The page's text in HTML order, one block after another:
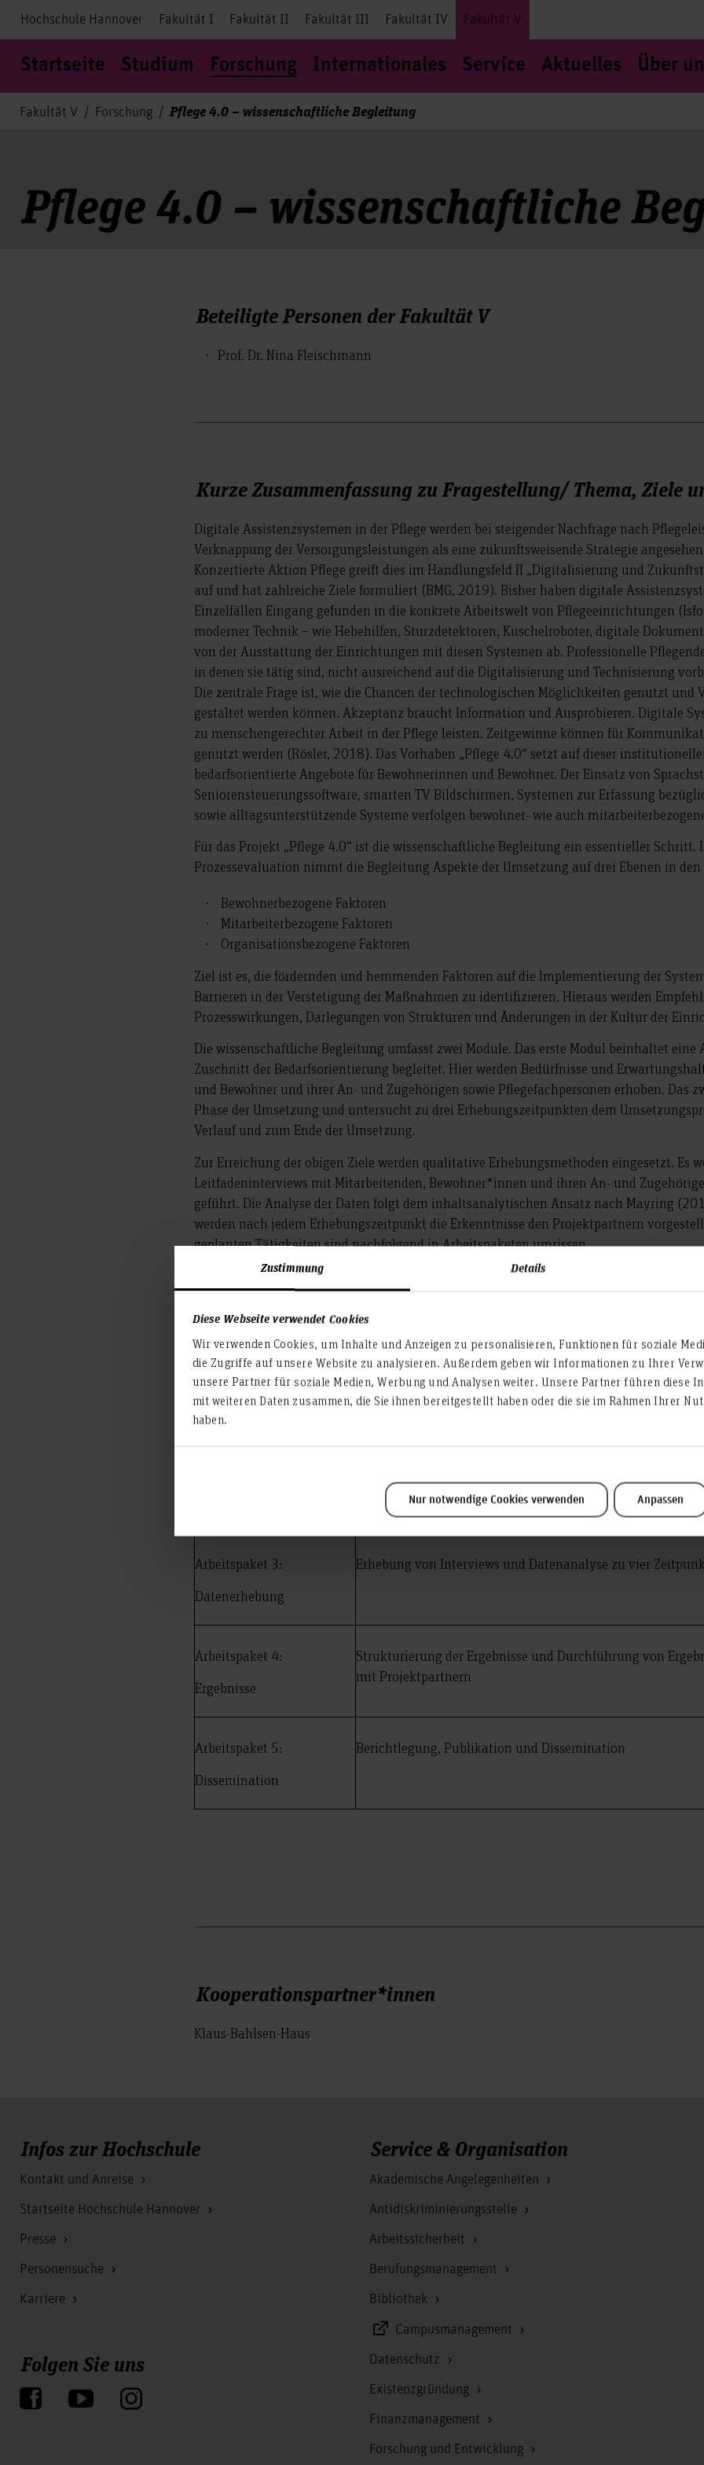
Zustimmung Details
Diese Webseite verwendet Cookies
Wir verwenden Cookies, um Inhalte und Anzeigen zu personalisieren, Funktionen für soziale
die Zugriffe auf unsere Website zu analysieren. Außerdem geben wir Informationen zu Ihrer
unsere Partner für soziale Medien, Werbung und Analysen weiter. Unsere Partner führen diese
mit weiteren Daten zusammen, die Sie ihnen bereitgestellt haben oder die sie im Rahmen Ihrer
haben.
Nur notwendige Cookies verwenden Anpassen
Hochschule Hannover Fakultät I Fakultät II Fakultät III Fakultät IV Fakultät V
Startseite Studium Forschung Internationales Service Aktuelles Über
Fakultät V Forschung Pflege 4.0 – wissenschaftliche Begleitung
Pflege 4.0 – wissenschaftliche
Beteiligte Personen der Fakultät V
Prof. Dr. Nina Fleischmann
Kurze Zusammenfassung zu Fragestellung/ Thema, Ziele
Digitale Assistenzsystemen in der Pflege werden bei steigender Nachfrage nach
Verknappung der Versorgungsleistungen als eine zukunftsweisende Strategie
Konzertierte Aktion Pflege greift dies im Handlungsfeld II „Digitalisierung und
auf und hat zahlreiche Ziele formuliert (BMG, 2019). Bisher haben digitale
Einzelfällen Eingang gefunden in die konkrete Arbeitswelt von Pflegeeinrichtungen
moderner Technik – wie Hebehilfen, Sturzdetektoren, Kuschelroboter, digitale
von der Ausstattung der Einrichtungen mit diesen Systemen ab. Professionelle
in denen sie tätig sind, nicht ausreichend auf die Digitalisierung und Technisierung
Die zentrale Frage ist, wie die Chancen der technologischen Möglichkeiten genutzt und
gestaltet werden können. Akzeptanz braucht Information und Ausprobieren. Digitale
zu menschengerechter Arbeit in der Pflege leisten. Zeitgewinne können für
genutzt werden (Rösler, 2018). Das Vorhaben „Pflege 4.0“ setzt auf dieser
bedarfsorientierte Angebote für Bewohnerinnen und Bewohner. Der Einsatz von
Seniorensteuerungssoftware, smarten TV Bildschirmen, Systemen zur Erfassung
sowie alltagsunterstützende Systeme verfolgen bewohner- wie auch
Für das Projekt „Pflege 4.0“ ist die wissenschaftliche Begleitung ein essentieller Schritt.
Prozessevaluation nimmt die Begleitung Aspekte der Umsetzung auf drei Ebenen in
Bewohnerbezogene Faktoren
Mitarbeiterbezogene Faktoren
Organisationsbezogene Faktoren
Ziel ist es, die fördernden und hemmenden Faktoren auf die Implementierung der
Barrieren in der Verstetigung der Maßnahmen zu identifizieren. Hieraus werden
Prozesswirkungen, Darlegungen von Strukturen und Änderungen in der Kultur der
Die wissenschaftliche Begleitung umfasst zwei Module. Das erste Modul beinhaltet eine
Zuschnitt der Bedarfsorientierung begleitet. Hier werden Bedürfnisse und
und Bewohner und ihrer An- und Zugehörigen sowie Pflegefachpersonen erhoben. Das
Phase der Umsetzung und untersucht zu drei Erhebungszeitpunkten dem
Verlauf und zum Ende der Umsetzung.
Zur Erreichung der obigen Ziele werden qualitative Erhebungsmethoden eingesetzt. Es
Leitfadeninterviews mit Mitarbeitenden, Bewohner*innen und ihren An- und
geführt. Die Analyse der Daten folgt dem inhaltsanalytischen Ansatz nach Mayring
werden nach jedem Erhebungszeitpunkt die Erkenntnisse den Projektpartnern
geplanten Tätigkeiten sind nachfolgend in Arbeitspaketen umrissen.
Arbeitspaket 1:
Projektmanagement
Kommunikation und Organisation mit den Praxispartnern
Steuerungsgruppe, Vorbereitung, Durchführung und
Projekttreffen.
Arbeitspaket 3:
Datenerhebung
Erhebung von Interviews und Datenanalyse zu vier
Arbeitspaket 4:
Ergebnisse
Strukturierung der Ergebnisse und Durchführung von
mit Projektpartnern
Arbeitspaket 5:
Dissemination
Berichtlegung, Publikation und Dissemination
Kooperationspartner*innen
Klaus-Bahlsen-Haus
Infos zur Hochschule
Kontakt und Anreise
Startseite Hochschule Hannover
Presse
Personensuche
Karriere
Folgen Sie uns
Service & Organisation
Akademische Angelegenheiten
Antidiskriminierungsstelle
Arbeitssicherheit
Berufungsmanagement
Bibliothek
Campusmanagement
Datenschutz
Existenzgründung
Finanzmanagement
Forschung und Entwicklung